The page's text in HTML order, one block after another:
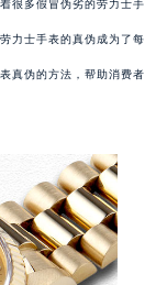
很多假冒伪劣的劳力士手
力士手表的真伪成为了每
真伪的方法，帮助消费者